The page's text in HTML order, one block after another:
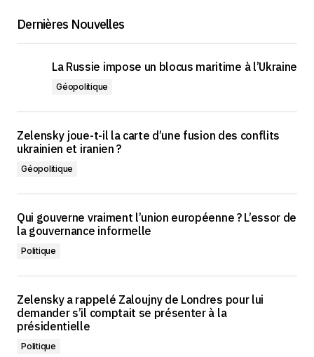
Dernières Nouvelles
La Russie impose un blocus maritime à l’Ukraine
Géopolitique
Zelensky joue-t-il la carte d’une fusion des conflits
ukrainien et iranien ?
Géopolitique
Qui gouverne vraiment l’union européenne ? L’essor de
la gouvernance informelle
Politique
Zelensky a rappelé Zaloujny de Londres pour lui
demander s’il comptait se présenter à la
présidentielle
Politique